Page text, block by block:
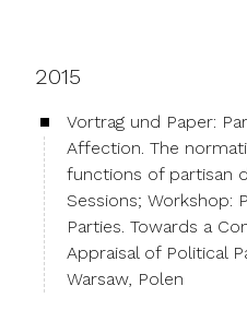
2015
Vortrag und Paper:
Affection. The
functions of partisan
Sessions; Workshop:
Parties. Towards a
Appraisal of Political
Warsaw, Polen